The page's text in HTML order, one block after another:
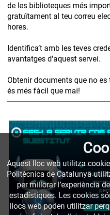
de les biblioteques més
gratuïtament al teu correu
hores.
Identifica’t amb les teves
avantatges d'aquest servei.
Obtenir documents que no
és més fàcil que mai!
Aquest lloc web utilitza
Politècnica de Catalunya
per millorar l’experiència
estadístiques. Les cookies
llocs web poden utilitzar